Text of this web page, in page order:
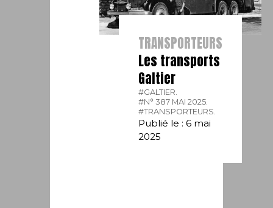
TRANSPORTEURS
Les transports
Galtier
#GALTIER.
#N° 387 MAI 2025.
#TRANSPORTEURS.
Publié le : 6 mai
2025